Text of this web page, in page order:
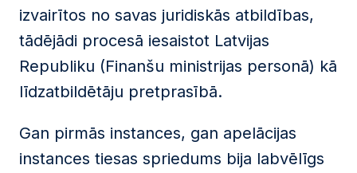
izvairītos no savas juridiskās atbildības,
tādējādi procesā iesaistot Latvijas
Republiku (Finanšu ministrijas personā) kā
līdzatbildētāju pretprasībā.
Gan pirmās instances, gan apelācijas
instances tiesas spriedums bija labvēlīgs